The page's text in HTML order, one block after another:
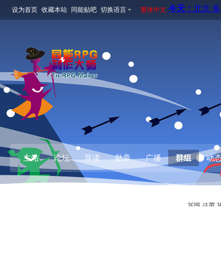
设为首页 收藏本站 同能贴吧 切换语言 繁体中文
主站 论坛 导读 勋章 广播 群组 动
登陆 注册